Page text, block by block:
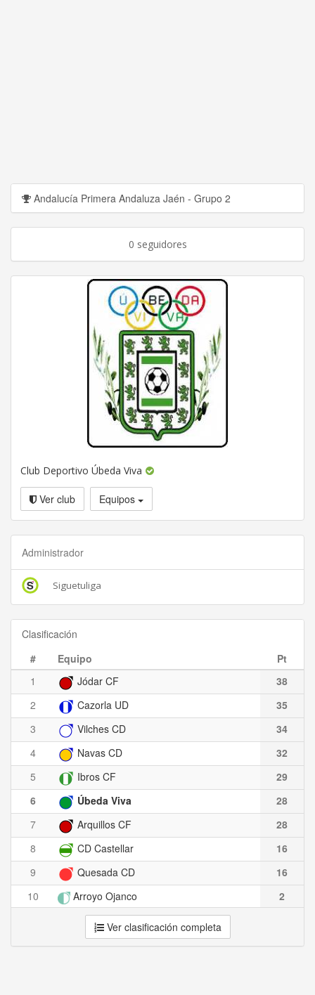
Andalucía Primera Andaluza Jaén - Grupo 2
0 seguidores
Club Deportivo Úbeda Viva
Ver club Equipos
Administrador
Siguetuliga
Clasificación
#
Equipo
Pt
1
Jódar CF
38
2
Cazorla UD
35
3
Vilches CD
34
4
Navas CD
32
5
Ibros CF
29
6
Úbeda Viva
28
7
Arquillos CF
28
8
CD Castellar
16
9
Quesada CD
16
10
Arroyo Ojanco 2
Ver clasificación completa